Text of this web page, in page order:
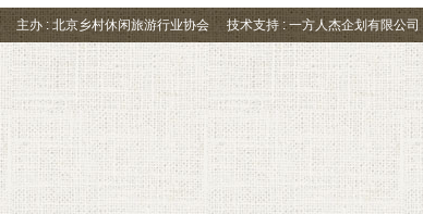
主办 : 北京乡村休闲旅游行业协会 技术支持 : 一方人杰企划有限公司